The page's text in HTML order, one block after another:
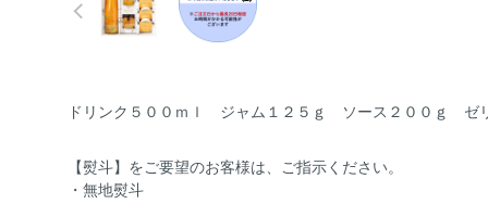
ドリンク５００ｍｌ ジャム１２５ｇ ソース２００ｇ ゼ
【熨斗】をご要望のお客様は、ご指示ください。
・無地熨斗